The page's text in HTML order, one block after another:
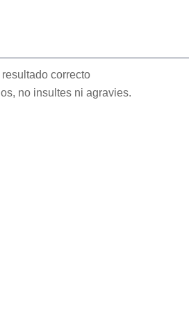
resultado correcto
no insultes ni agravies.